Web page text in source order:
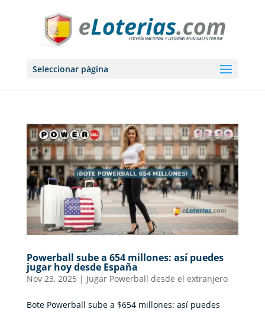
Seleccionar página
Powerball sube a 654 millones: así puedes
jugar hoy desde España
Nov 23, 2025 | Jugar Powerball desde el extranjero
Bote Powerball sube a $654 millones: así puedes